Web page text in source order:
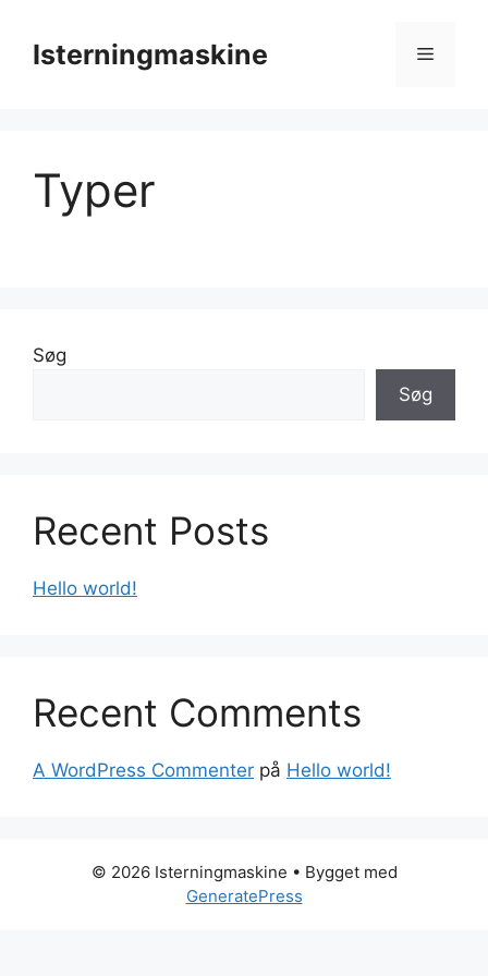
indholdIsterningmaskine Menu
Typer
Søg
Søg
Recent Posts
Hello world!
Recent Comments
A WordPress Commenter på Hello world!
© 2026 Isterningmaskine • Bygget med
GeneratePress